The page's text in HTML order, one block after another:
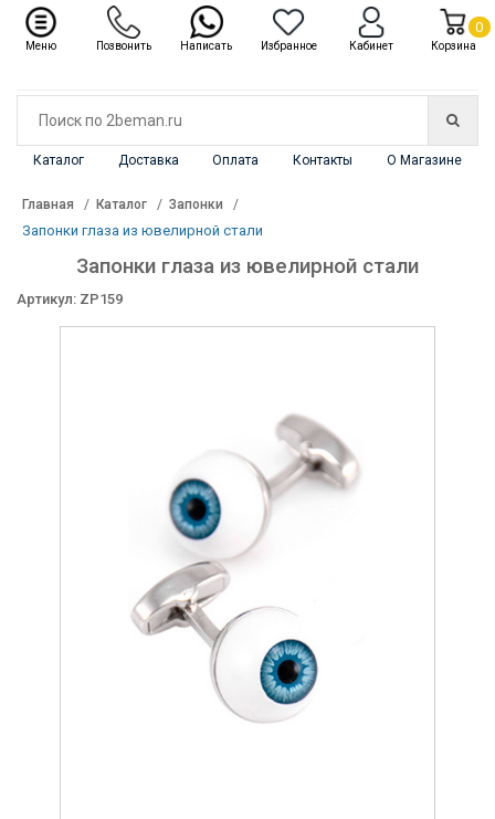
Каталог Доставка Оплата Контакты О Магазине
Каталог ✖
Главная Каталог Запонки
Запонки глаза из ювелирной стали
Запонки глаза из ювелирной стали
Артикул: ZP159
Меню Позвонить Написать Избранное Кабинет Корзина
0